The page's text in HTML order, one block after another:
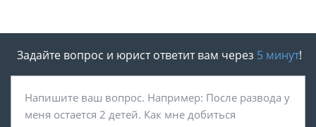
Задайте вопрос и юрист ответит вам через 5 минут!